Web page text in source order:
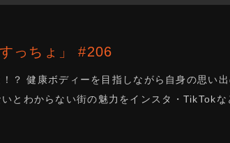
すっちょ」 #206
？ 健康ボディーを目指しながら自身の思い
とわからない街の魅力をインスタ・TikTokな